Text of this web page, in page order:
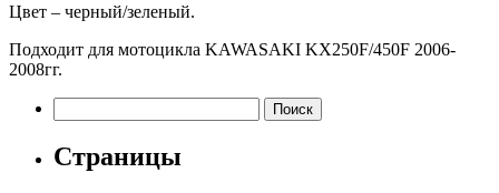
Цвет – черный/зеленый.
Подходит для мотоцикла KAWASAKI KX250F/450F 2006-
2008гг.
Страницы